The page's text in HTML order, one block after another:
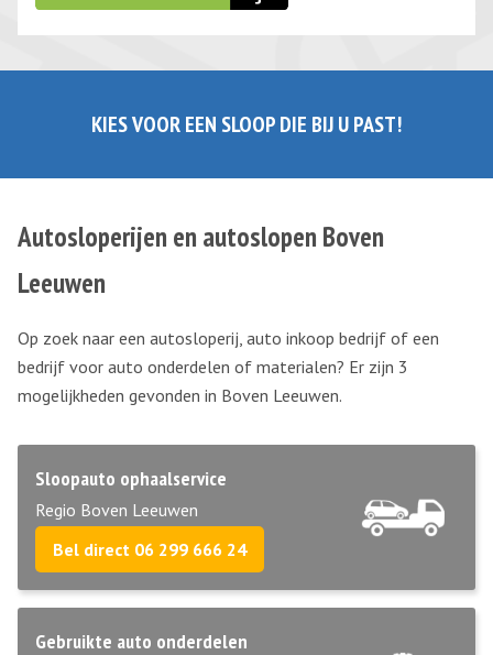
KIES VOOR EEN SLOOP DIE BIJ U PAST!
Autosloperijen en autoslopen Boven
Leeuwen
Op zoek naar een autosloperij, auto inkoop bedrijf of een
bedrijf voor auto onderdelen of materialen? Er zijn 3
mogelijkheden gevonden in Boven Leeuwen.
Sloopauto ophaalservice
Regio Boven Leeuwen
Bel direct 06 299 666 24
Gebruikte auto onderdelen